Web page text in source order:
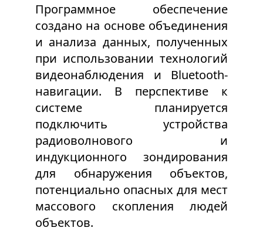
Программное обеспечение
создано на основе объединения
и анализа данных, полученных
при использовании технологий
видеонаблюдения и Bluetooth-
навигации. В перспективе к
системе планируется
подключить устройства
радиоволнового и
индукционного зондирования
для обнаружения объектов,
потенциально опасных для мест
массового скопления людей
объектов.